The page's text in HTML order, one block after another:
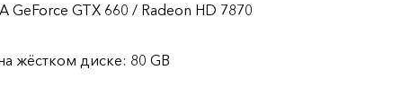
GeForce GTX 660 / Radeon HD 7870
жёстком диске: 80 GB